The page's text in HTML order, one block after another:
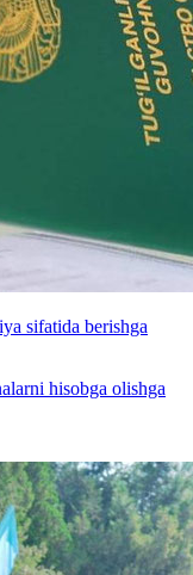
sifatida berishga
hisobga olishga